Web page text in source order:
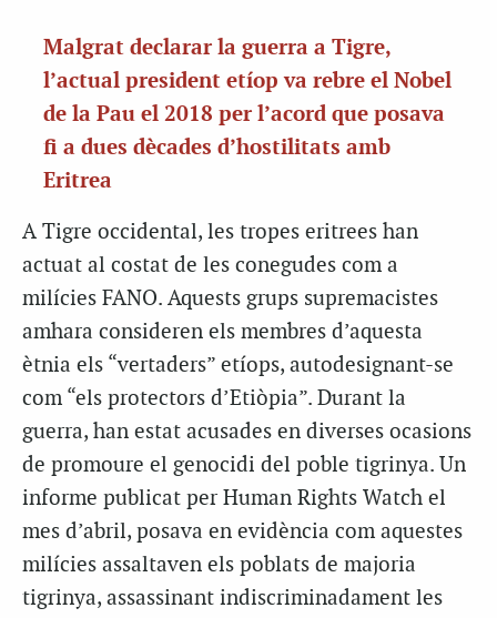
Malgrat declarar la guerra a Tigre,
l’actual president etíop va rebre el Nobel
de la Pau el 2018 per l’acord que posava
fi a dues dècades d’hostilitats amb
Eritrea
A Tigre occidental, les tropes eritrees han
actuat al costat de les conegudes com a
milícies FANO. Aquests grups supremacistes
amhara consideren els membres d’aquesta
ètnia els “vertaders” etíops, autodesignant-se
com “els protectors d’Etiòpia”. Durant la
guerra, han estat acusades en diverses ocasions
de promoure el genocidi del poble tigrinya. Un
informe publicat per Human Rights Watch el
mes d’abril, posava en evidència com aquestes
milícies assaltaven els poblats de majoria
tigrinya, assassinant indiscriminadament les